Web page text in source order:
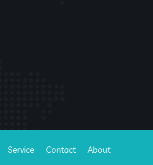
Service Contact About